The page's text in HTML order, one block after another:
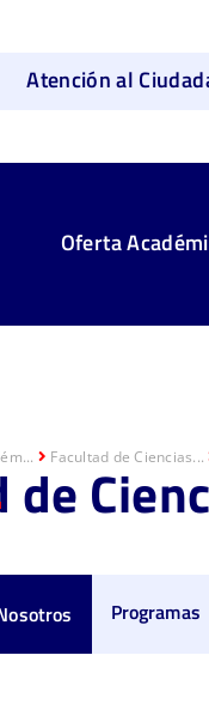
Atención al
Oferta
Facultad de Ciencias...
Programas